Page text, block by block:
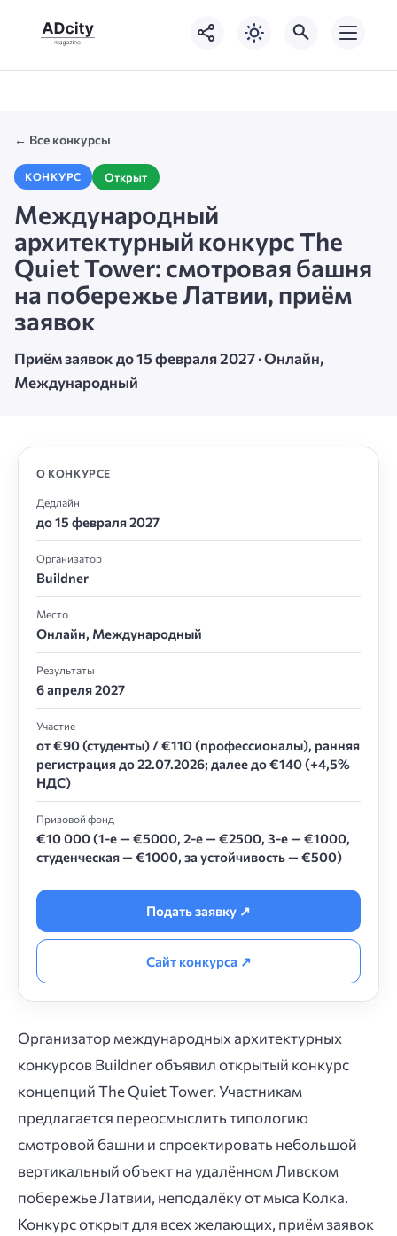
← Все конкурсы
КОНКУРС Открыт
Международный
архитектурный конкурс The
Quiet Tower: смотровая башня
на побережье Латвии, приём
заявок
Приём заявок до 15 февраля 2027 · Онлайн,
Международный
Организатор международных архитектурных
конкурсов Buildner объявил открытый конкурс
концепций The Quiet Tower. Участникам
предлагается переосмыслить типологию
смотровой башни и спроектировать небольшой
вертикальный объект на удалённом Ливском
побережье Латвии, неподалёку от мыса Колка.
Конкурс открыт для всех желающих, приём заявок
О КОНКУРСЕ
Дедлайн
до 15 февраля 2027
Организатор
Buildner
Место
Онлайн, Международный
Результаты
6 апреля 2027
Участие
от €90 (студенты) / €110 (профессионалы), ранняя
регистрация до 22.07.2026; далее до €140 (+4,5%
НДС)
Призовой фонд
€10 000 (1-е — €5000, 2-е — €2500, 3-е — €1000,
студенческая — €1000, за устойчивость — €500)
Подать заявку ↗
Сайт конкурса ↗